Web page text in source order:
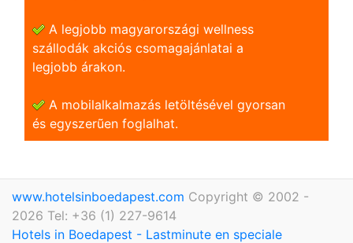
A legjobb magyarországi wellness
szállodák akciós csomagajánlatai a
legjobb árakon.
A mobilalkalmazás letöltésével gyorsan
és egyszerũen foglalhat.
www.hotelsinboedapest.com Copyright © 2002 -
2026 Tel: +36 (1) 227-9614
Hotels in Boedapest - Lastminute en speciale